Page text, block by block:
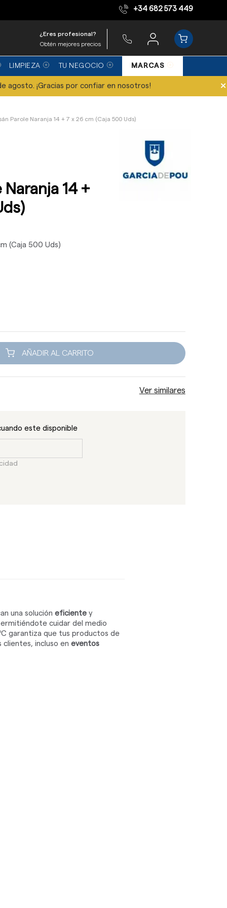
Equipo de expertos +34 682 573 449
¿Eres profesional?
Obtén mejores precios
LIMPIEZA TU NEGOCIO MARCAS
agosto. ¡Gracias por confiar en nosotros! ×
Parole Naranja 14 + 7 x 26 cm (Caja 500 Uds)
14 +
(Caja 500 Uds)
AÑADIR AL CARRITO
Ver similares
este disponible
una solución eficientey
cuidar del medio
garantiza que tus productos de
incluso en eventos